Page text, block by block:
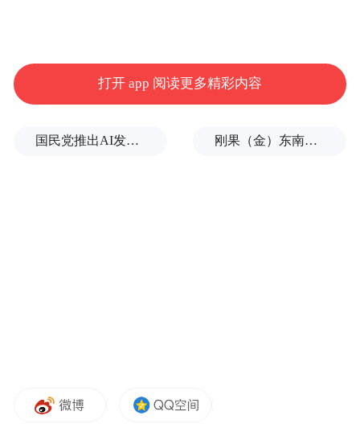
田文林还指出，美国推动以黎停火更多是外
打开 app 阅读更多精彩内容
国民党推出AI发言人“郑小文”迎战民进党 刚果（金）东南部中资企业钴产品铀含量超标？官方回应